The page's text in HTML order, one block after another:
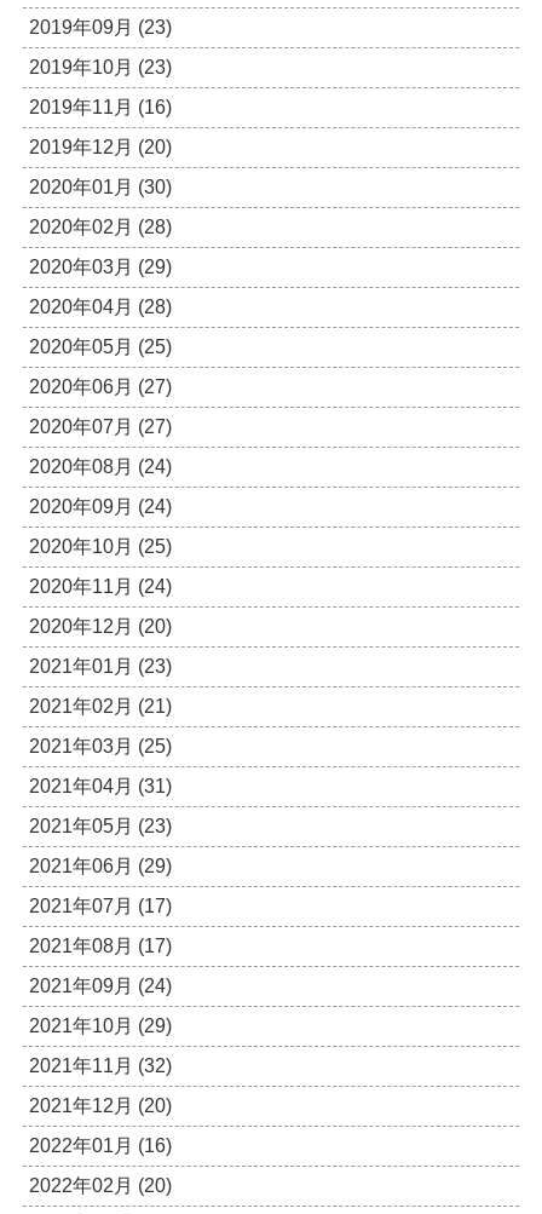
2019年09月 (23)
2019年10月 (23)
2019年11月 (16)
2019年12月 (20)
2020年01月 (30)
2020年02月 (28)
2020年03月 (29)
2020年04月 (28)
2020年05月 (25)
2020年06月 (27)
2020年07月 (27)
2020年08月 (24)
2020年09月 (24)
2020年10月 (25)
2020年11月 (24)
2020年12月 (20)
2021年01月 (23)
2021年02月 (21)
2021年03月 (25)
2021年04月 (31)
2021年05月 (23)
2021年06月 (29)
2021年07月 (17)
2021年08月 (17)
2021年09月 (24)
2021年10月 (29)
2021年11月 (32)
2021年12月 (20)
2022年01月 (16)
2022年02月 (20)